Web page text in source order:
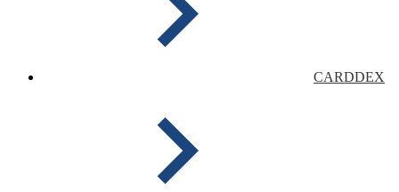
CARDDEX